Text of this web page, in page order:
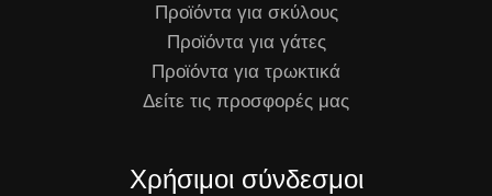
Προϊόντα για σκύλους
Προϊόντα για γάτες
Προϊόντα για τρωκτικά
Δείτε τις προσφορές μας
Χρήσιμοι σύνδεσμοι